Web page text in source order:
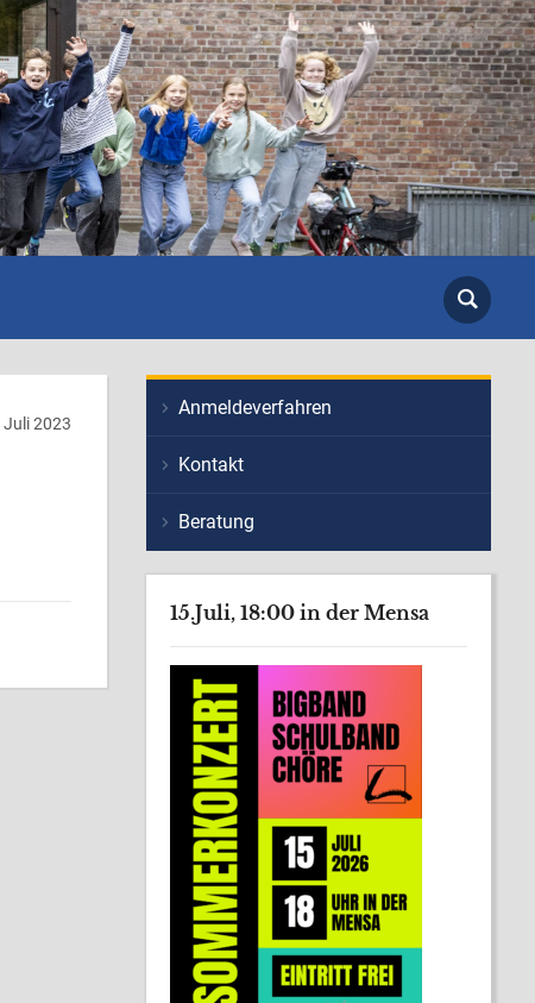
Juli 2023
Anmeldeverfahren
Kontakt
Beratung
15.Juli, 18:00 in der Mensa